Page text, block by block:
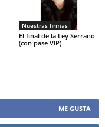
Nuestras firmas
El final de la Ley Serrano
(con pase VIP)
ME GUSTA